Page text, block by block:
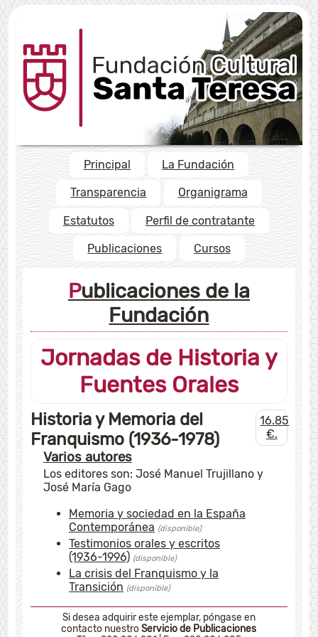
Principal La Fundación
Transparencia Organigrama
Estatutos Perfil de contratante
Publicaciones Cursos
Publicaciones de la
Fundación
Jornadas de Historia y
Fuentes Orales
16.85
€.
Historia y Memoria del
Franquismo (1936-1978)
Varios autores
Los editores son: José Manuel Trujillano y
José María Gago
Memoria y sociedad en la España
Contemporánea (disponible)
Testimonios orales y escritos
(1936-1996) (disponible)
La crisis del Franquismo y la
Transición (disponible)
Sidesea adquirir este ejemplar, póngase en
contacto nuestroServicio de Publicaciones